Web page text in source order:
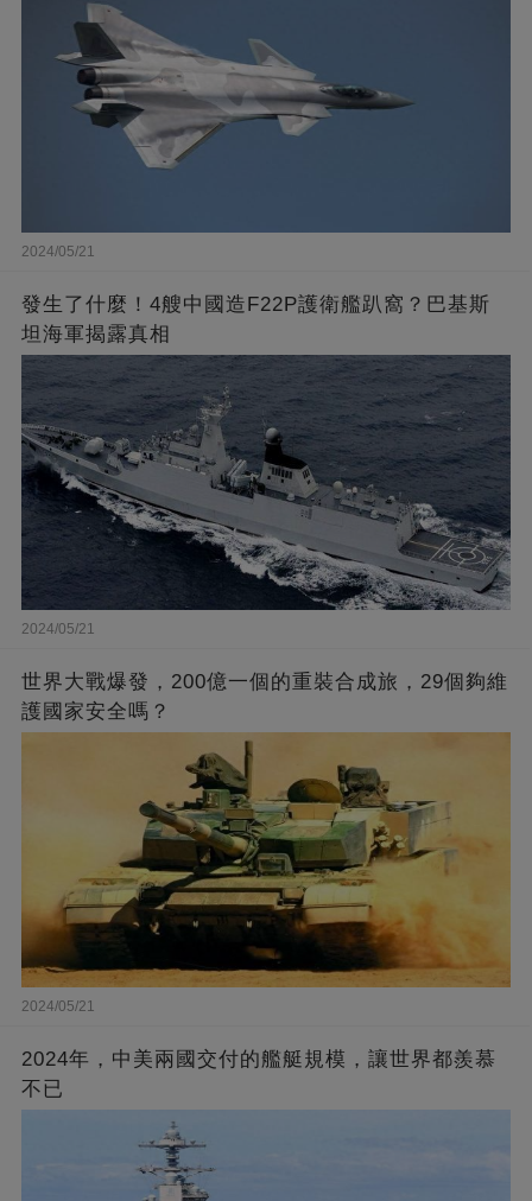
2024/05/21
發生了什麼！4艘中國造F22P護衛艦趴窩？巴基斯
坦海軍揭露真相
2024/05/21
世界大戰爆發，200億一個的重裝合成旅，29個夠維
護國家安全嗎？
2024/05/21
2024年，中美兩國交付的艦艇規模，讓世界都羨慕
不已